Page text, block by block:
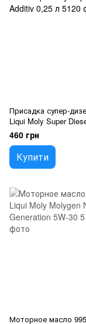
Присадка супер-
Liqui Moly Super
0,25 л
460 грн
Купити
Моторное масло